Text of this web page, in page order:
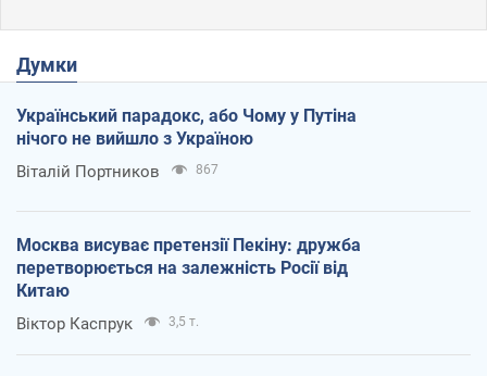
Думки
Український парадокс, або Чому у Путіна
нічого не вийшло з Україною
Віталій Портников 867
Москва висуває претензії Пекіну: дружба
перетворюється на залежність Росії від
Китаю
Віктор Каспрук 3,5 т.